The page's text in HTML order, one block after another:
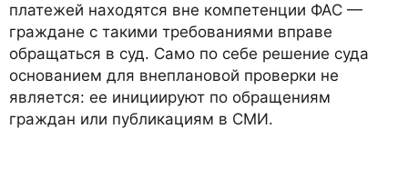
платежей находятся вне компетенции ФАС —
граждане с такими требованиями вправе
обращаться в суд. Само по себе решение суда
основанием для внеплановой проверки не
является: ее инициируют по обращениям
граждан или публикациям в СМИ.